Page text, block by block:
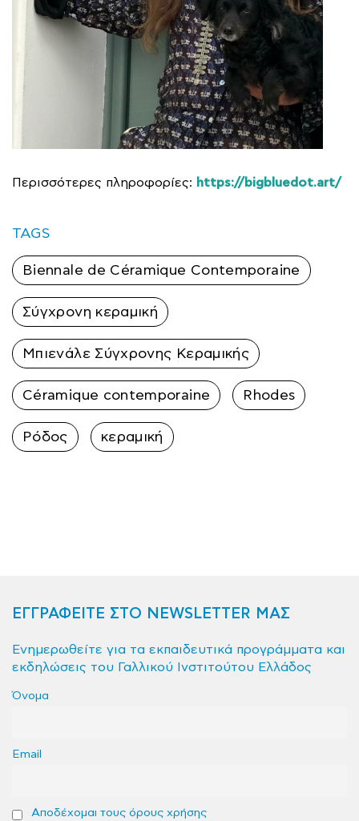
Περισσότερες πληροφορίες: https://bigbluedot.art/
TAGS
Biennale de Céramique Contemporaine
Σύγχρονη κεραμική
Μπιενάλε Σύγχρονης Κεραμικής
Céramique contemporaine Rhodes
Ρόδος κεραμική
ΕΓΓΡΑΦΕΙΤΕ ΣΤΟ NEWSLETTER ΜΑΣ
Ενημερωθείτε για τα εκπαιδευτικά προγράμματα και
εκδηλώσεις του Γαλλικού Ινστιτούτου Ελλάδος
Όνομα
Email
Αποδέχομαι τους όρους χρήσης